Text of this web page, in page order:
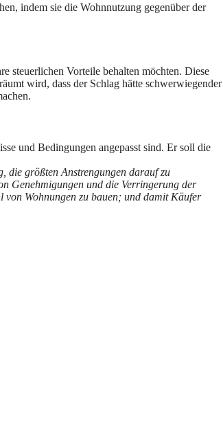
indem sie die Wohnnutzung gegenüber der
steuerlichen Vorteile behalten möchten. Diese
wird, dass der Schlag hätte schwerwiegender
und Bedingungen angepasst sind. Er soll die
die größten Anstrengungen darauf zu
Genehmigungen und die Verringerung der
Wohnungen zu bauen; und damit Käufer